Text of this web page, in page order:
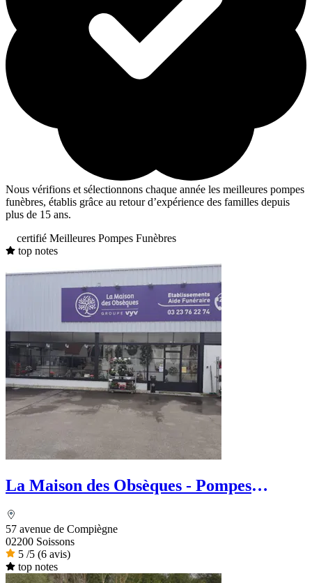
Nous vérifions et sélectionnons chaque année les meilleures pompes
funèbres, établis grâce au retour d’expérience des familles depuis
plus de 15 ans.
certifié Meilleures Pompes Funèbres
top notes
La Maison des Obsèques - Pompes
57 avenue de Compiègne
02200 Soissons
5 /5 (6 avis)
top notes